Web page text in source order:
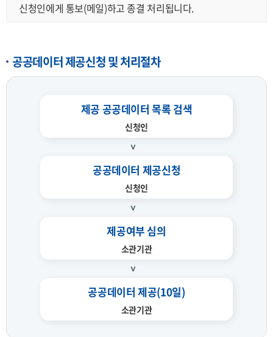
신청인에게 통보(메일)하고 종결 처리됩니다.
공공데이터 제공신청 및 처리절차
제공 공공데이터 목록 검색
신청인
공공데이터 제공신청
신청인
제공여부 심의
소관기관
공공데이터 제공(10일)
소관기관